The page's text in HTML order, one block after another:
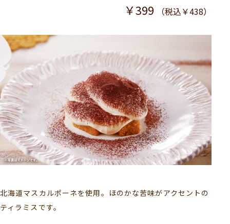
￥399 （税込￥438）
北海道マスカルポーネを使用。ほのかな苦味がアクセントの
ティラミスです。